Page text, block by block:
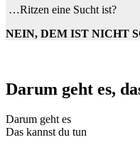
…Ritzen eine Sucht ist?
NEIN, DEM IST NICHT
Darum geht es,
Darum geht es
Das kannst du tun